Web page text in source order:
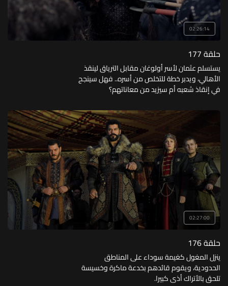
02:26:14
حلقة 177
يستسلم عثمان لأسر أولوغان مقابل الترياق لينقذ
الأهالي، ويدبر خطة للتخلص من أسره.. فهل سينجح
في إنقاذ شعبه أم سيزيد من معاناتهم؟
02:27:00
حلقة 176
ينزل المغول كغيمة سوداء على المناطق
الحدودية، ويقوم قائدهم بخدعة ماكرة وخسيسة
تلحق بالأتراك أذى كبيرا.